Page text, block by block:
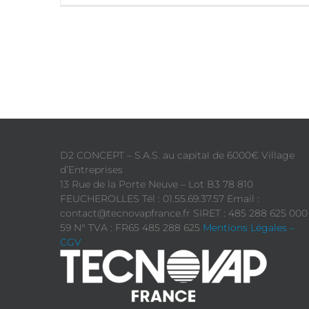
D2 CONCEPT – S.A.S. au capital de 6000€ Village
d’Entreprises
13 Rue de la Porte Neuve – Lot B3 78 810
FEUCHEROLLES Tél : 01.55.69.37.57 Email :
contact@tecnovapfrance.fr SIRET : 485 288 625 000
59 N° TVA : FR65 485 288 625 Mentions Légales –
CGV